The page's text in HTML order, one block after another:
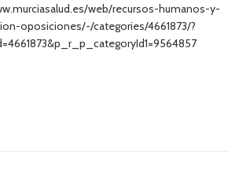
web/recursos-humanos-y-
oposiciones/-/categories/4661873/?